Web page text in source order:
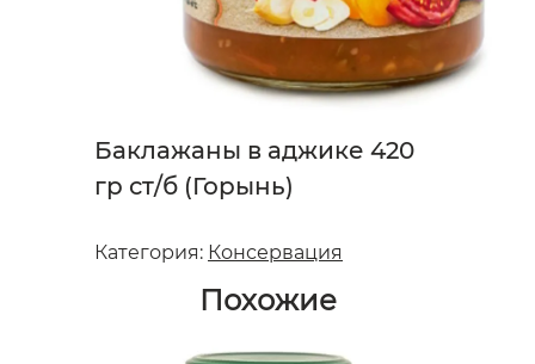
Баклажаны в аджике 420
гр ст/б (Горынь)
Категория: Консервация
Похожие